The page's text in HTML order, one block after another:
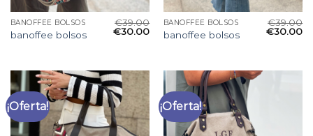
BANOFFEE BOLSOS
banoffee bolsos
€39.00
€30.00
BANOFFEE BOLSOS
banoffee bolsos
€39.00
€30.00
¡Oferta! ¡Oferta!